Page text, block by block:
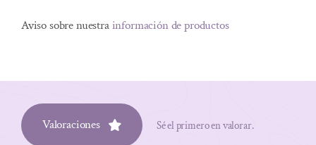
Aviso sobre nuestrainformación de productos
Valoraciones Sé el primero en valorar.